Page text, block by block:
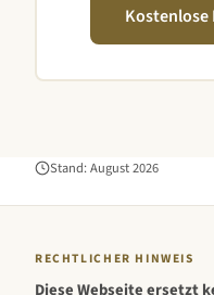
Stand:August2026
RECHTLICHER HINWEIS
Diese Webseite ersetzt